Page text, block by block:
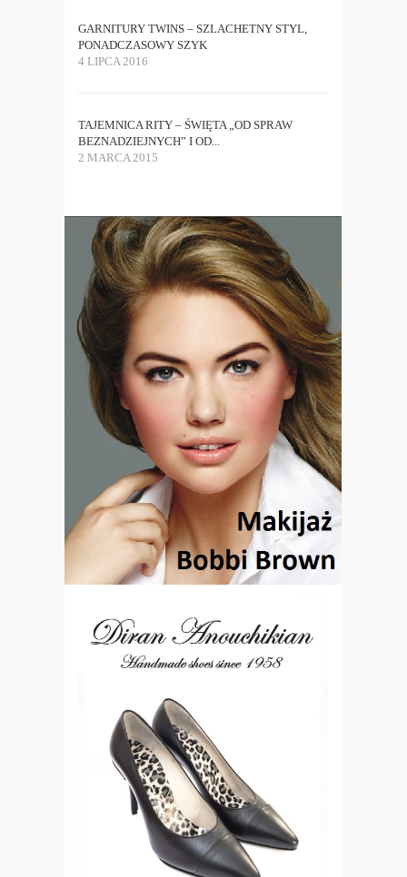
GARNITURY TWINS – SZLACHETNY STYL,
PONADCZASOWY SZYK
4 LIPCA 2016
TAJEMNICA RITY – ŚWIĘTA „OD SPRAW
BEZNADZIEJNYCH” I OD...
2 MARCA 2015